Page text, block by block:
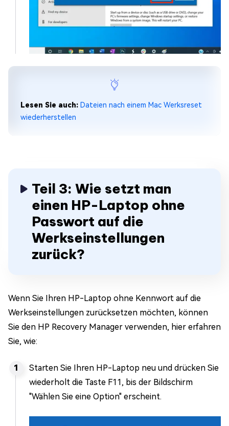
Lesen Sie auch: Dateien nach einem Mac Werksreset
wiederherstellen
Teil 3: Wie setzt man
einen HP-Laptop ohne
Passwort auf die
Werkseinstellungen
zurück?
Wenn Sie Ihren HP-Laptop ohne Kennwort auf die
Werkseinstellungen zurücksetzen möchten, können
Sie den HP Recovery Manager verwenden, hier erfahren
Sie, wie:
Starten Sie Ihren HP-Laptop neu und drücken Sie
wiederholt die Taste F11, bis der Bildschirm
"Wählen Sie eine Option" erscheint.